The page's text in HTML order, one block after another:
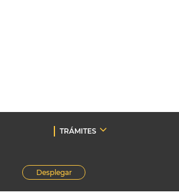
TRÁMITES
Desplegar